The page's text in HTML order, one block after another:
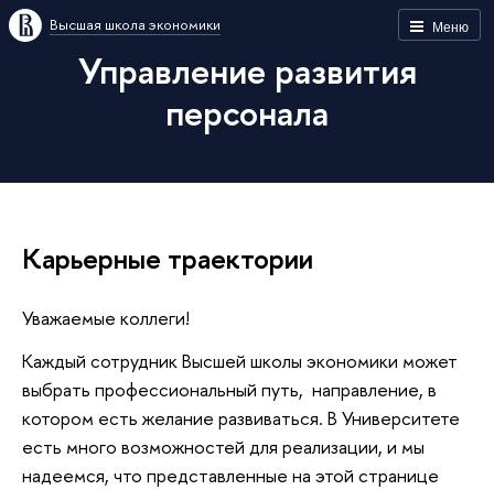
Меню
Высшая школа экономики
Управление развития
персонала
Карьерные траектории
Уважаемые коллеги!
Каждый сотрудник Высшей школы экономики может
выбрать профессиональный путь, направление, в
котором есть желание развиваться. В Университете
есть много возможностей для реализации, и мы
надеемся, что представленные на этой странице